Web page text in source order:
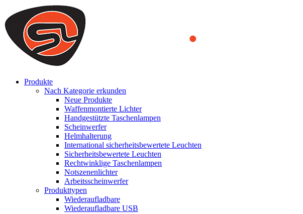
We use cookies to ensure that we provide you the best experience on our website. By
you a better experience. To learn more or to find out how you can disable cookies, you can
ACCEPT AND CLOSE
Produkte
Nach Kategorie erkunden
Neue Produkte
Waffenmontierte Lichter
Handgestützte Taschenlampen
Scheinwerfer
Helmhalterung
International sicherheitsbewertete Leuchten
Sicherheitsbewertete Leuchten
Rechtwinklige Taschenlampen
Notszenenlichter
Arbeitsscheinwerfer
Produkttypen
Wiederaufladbare
Wiederaufladbare USB